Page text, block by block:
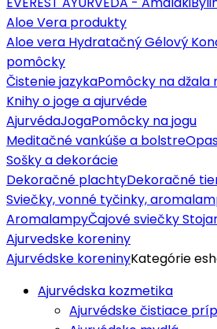
Aloe Vera produkty
Aloe vera Hydratačný Gélový
pomôcky
Čistenie jazykaPomôcky na džala
Knihy o joge a ajurvéde
AjurvédaJogaPomôcky na jogu
Meditačné vankúše a bolstre
Sošky a dekorácie
Dekoračné plachtyDekoračné
Sviečky, vonné tyčinky,
AromalampyČajové sviečky
Ajurvedske koreniny
Ajurvédske koreninyKategórie
Ajurvédska kozmetika
Ajurvédske čistiace